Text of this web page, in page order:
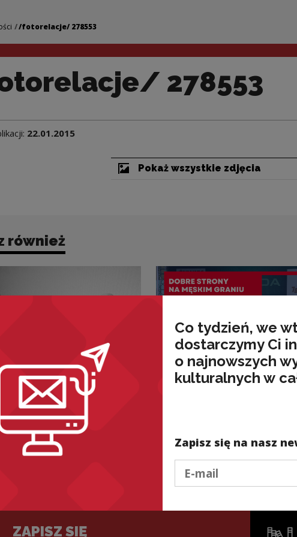
| Narodowe
/fotorelacje/ 278553
278553
22.01.2015
Pokaż wszystkie zdjęcia
również
Ryszarda
Aktualności
przedostatni
przystanek trasy!
ZAPISZ SIĘ
Co tydzień, we
dostarczymy Ci
o najnowszych
kulturalnych w
Zapisz się na nasz